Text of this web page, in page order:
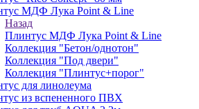
МДФ Лука Point & Line
Назад
Плинтус МДФ Лука Point & Line
Коллекция "Бетон/однотон"
Коллекция "Под двери"
Коллекция "Плинтус+порог"
для линолеума
из вспененного ПВХ